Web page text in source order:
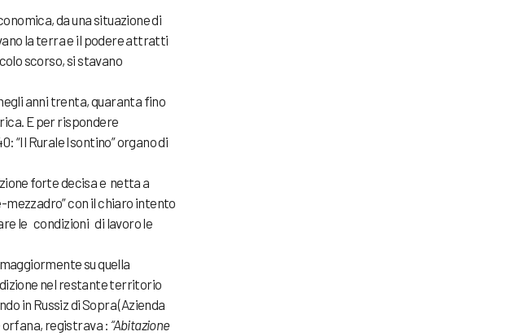
da una situazione di
la terra e il podere attratti
scorso, si stavano
anni trenta, quaranta fino
E per rispondere
“Il Rurale Isontino” organo di
forte decisa e netta a
mezzadro” con il chiaro intento
le condizioni di lavoro le
su quella
nel restante territorio
in Russiz di Sopra (Azienda
orfana, registrava : “Abitazione